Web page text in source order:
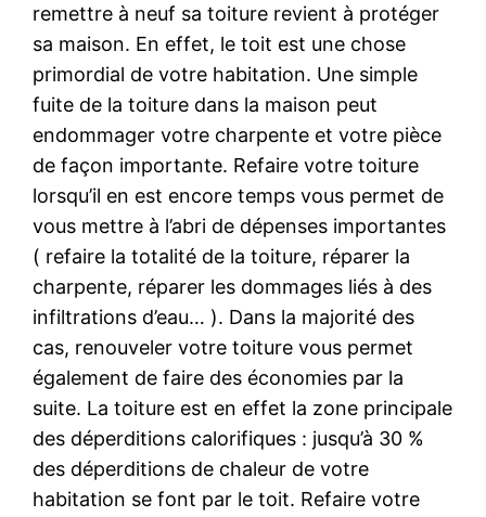
remettre à neuf sa toiture revient à protéger
sa maison. En effet, le toit est une chose
primordial de votre habitation. Une simple
fuite de la toiture dans la maison peut
endommager votre charpente et votre pièce
de façon importante. Refaire votre toiture
lorsqu’il en est encore temps vous permet de
vous mettre à l’abri de dépenses importantes
( refaire la totalité de la toiture, réparer la
charpente, réparer les dommages liés à des
infiltrations d’eau… ). Dans la majorité des
cas, renouveler votre toiture vous permet
également de faire des économies par la
suite. La toiture est en effet la zone principale
des déperditions calorifiques : jusqu’à 30 %
des déperditions de chaleur de votre
habitation se font par le toit. Refaire votre